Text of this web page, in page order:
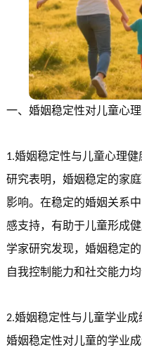
一、 婚姻稳定性对儿童心
1.婚姻稳定性与儿童心理健
研究表明，婚姻稳定的家
影响。在稳定的婚姻关系
感支持，有助于儿童形成
学家研究发现，婚姻稳定
自我控制能力和社交能力
2.婚姻稳定性与儿童学业成
婚姻稳定性对儿童的学业